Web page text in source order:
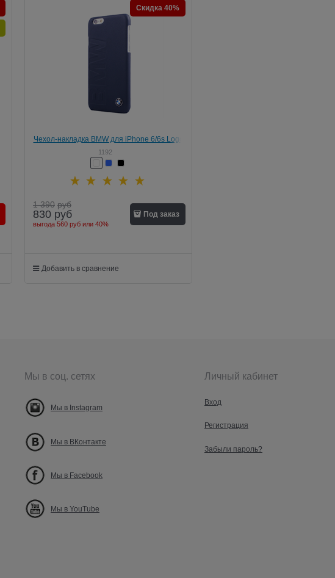
Чехол-накладка BMW для iPhone 6/6s Logo
Signature Hard
1192
Скидка 40%
1 390 руб
830 руб
выгода 560 руб или 40%
Под заказ
Добавить в сравнение
Мы в соц. сетях
Мы в Instagram
Мы в ВКонтакте
Мы в Facebook
Мы в YouTube
Личный кабинет
Вход
Регистрация
Забыли пароль?